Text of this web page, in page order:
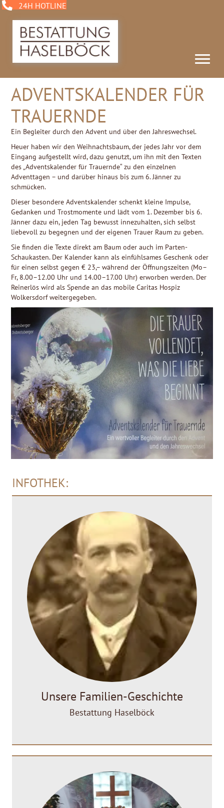
24H HOTLINE
ADVENTSKALENDER FÜR
TRAUERNDE
Ein Begleiter durch den Advent und über den Jahreswechsel.
Heuer haben wir den Weihnachtsbaum, der jedes Jahr vor dem
Eingang aufgestellt wird, dazu genutzt, um ihn mit den Texten
des „Adventskalender für Trauernde“ zu den einzelnen
Adventtagen – und darüber hinaus bis zum 6. Jänner zu
schmücken.
Dieser besondere Adventskalender schenkt kleine Impulse,
Gedanken und Trostmomente und lädt vom 1. Dezember bis 6.
Jänner dazu ein, jeden Tag bewusst innezuhalten, sich selbst
liebevoll zu begegnen und der eigenen Trauer Raum zu geben.
Sie finden die Texte direkt am Baum oder auch im Parten-
Schaukasten. Der Kalender kann als einfühlsames Geschenk oder
für einen selbst gegen € 23,– während der Öffnungszeiten (Mo–
Fr, 8.00–12.00 Uhr und 14.00–17.00 Uhr) erworben werden. Der
Reinerlös wird als Spende an das mobile Caritas Hospiz
Wolkersdorf weitergegeben.
INFOTHEK:
Unsere Familien-Geschichte
Bestattung Haselböck